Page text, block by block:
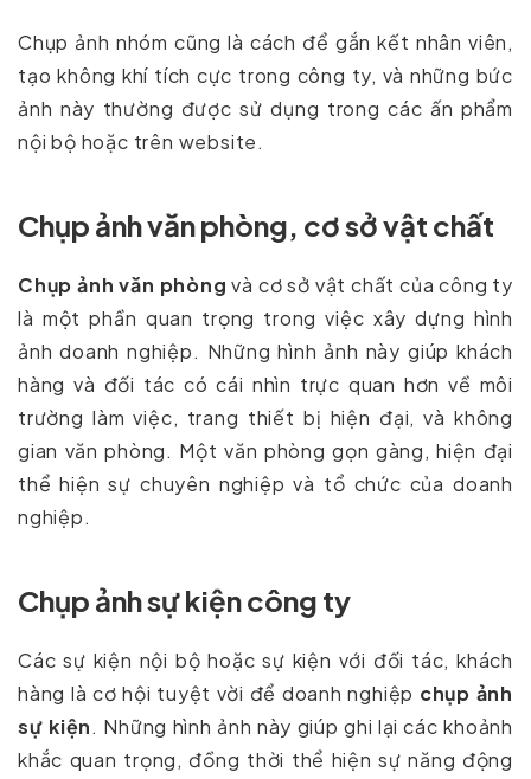
Chụp ảnh nhóm cũng là cách để gắn kết nhân viên,
tạo không khí tích cực trong công ty, và những bức
ảnh này thường được sử dụng trong các ấn phẩm
nội bộ hoặc trên website.
Chụp ảnh văn phòng, cơ sở vật chất
Chụp ảnh văn phòng và cơ sở vật chất của công ty
là một phần quan trọng trong việc xây dựng hình
ảnh doanh nghiệp. Những hình ảnh này giúp khách
hàng và đối tác có cái nhìn trực quan hơn về môi
trường làm việc, trang thiết bị hiện đại, và không
gian văn phòng. Một văn phòng gọn gàng, hiện đại
thể hiện sự chuyên nghiệp và tổ chức của doanh
nghiệp.
Chụp ảnh sự kiện công ty
Các sự kiện nội bộ hoặc sự kiện với đối tác, khách
hàng là cơ hội tuyệt vời để doanh nghiệp chụp ảnh
sự kiện. Những hình ảnh này giúp ghi lại các khoảnh
khắc quan trọng, đồng thời thể hiện sự năng động